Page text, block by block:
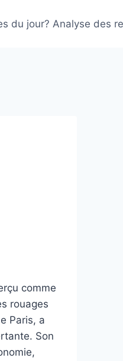
du jour? Analyse des
comme
rouages
Paris, a
Son